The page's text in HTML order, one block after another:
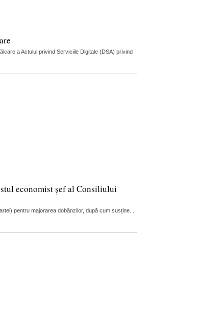
a Actului privind Serviciile Digitale (DSA) privind
economist șef al Consiliului
pentru majorarea dobânzilor, după cum susține...